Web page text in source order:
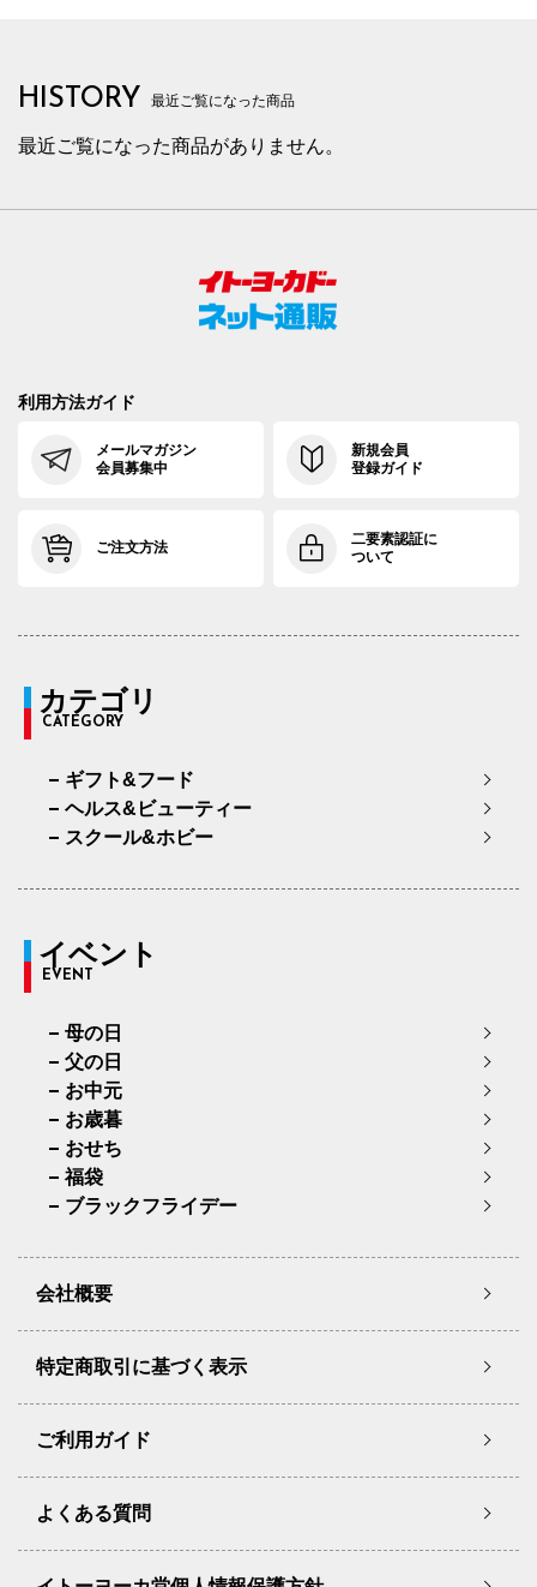
HISTORY 最近ご覧になった商品
最近ご覧になった商品がありません。
利用方法ガイド
メールマガジン
会員募集中
新規会員
登録ガイド
ご注文方法
二要素認証に
ついて
カテゴリ
CATEGORY
ギフト&フード
ヘルス&ビューティー
スクール&ホビー
イベント
EVENT
母の日
父の日
お中元
お歳暮
おせち
福袋
ブラックフライデー
会社概要
特定商取引に基づく表示
ご利用ガイド
よくある質問